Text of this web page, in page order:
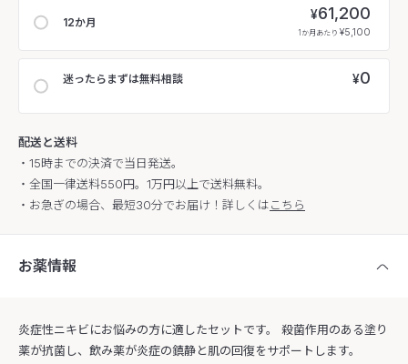
12か月
¥61,200
1か月あたり ¥5,100
迷ったらまずは無料相談 ¥0
配送と送料
・15時までの決済で当日発送。
・全国一律送料550円。1万円以上で送料無料。
・お急ぎの場合、最短30分でお届け！詳しくはこちら
お薬情報
炎症性ニキビにお悩みの方に適したセットです。 殺菌作用のある塗り
薬が抗菌し、飲み薬が炎症の鎮静と肌の回復をサポートします。